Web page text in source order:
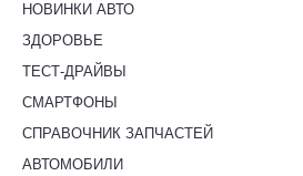
НОВИНКИ АВТО
ЗДОРОВЬЕ
ТЕСТ-ДРАЙВЫ
СМАРТФОНЫ
СПРАВОЧНИК ЗАПЧАСТЕЙ
АВТОМОБИЛИ